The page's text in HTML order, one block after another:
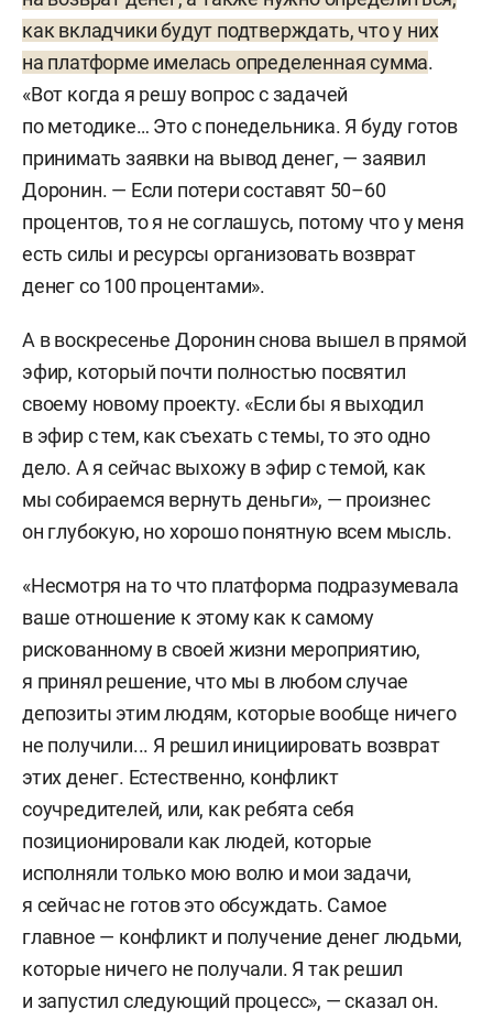
как вкладчики будут подтверждать, что у них
на платформе имелась определенная сумма.
«Вот когда я решу вопрос с задачей
по методике… Это с понедельника. Я буду готов
принимать заявки на вывод денег, — заявил
Доронин. — Если потери составят 50–60
процентов, то я не соглашусь, потому что у меня
есть силы и ресурсы организовать возврат
денег со 100 процентами».
А в воскресенье Доронин снова вышел в прямой
эфир, который почти полностью посвятил
своему новому проекту. «Если бы я выходил
в эфир с тем, как съехать с темы, то это одно
дело. А я сейчас выхожу в эфир с темой, как
мы собираемся вернуть деньги», — произнес
он глубокую, но хорошо понятную всем мысль.
«Несмотря на то что платформа подразумевала
ваше отношение к этому как к самому
рискованному в своей жизни мероприятию,
я принял решение, что мы в любом случае
депозиты этим людям, которые вообще ничего
не получили... Я решил инициировать возврат
этих денег. Естественно, конфликт
соучредителей, или, как ребята себя
позиционировали как людей, которые
исполняли только мою волю и мои задачи,
я сейчас не готов это обсуждать. Самое
главное — конфликт и получение денег людьми,
которые ничего не получали. Я так решил
и запустил следующий процесс», — сказал он.